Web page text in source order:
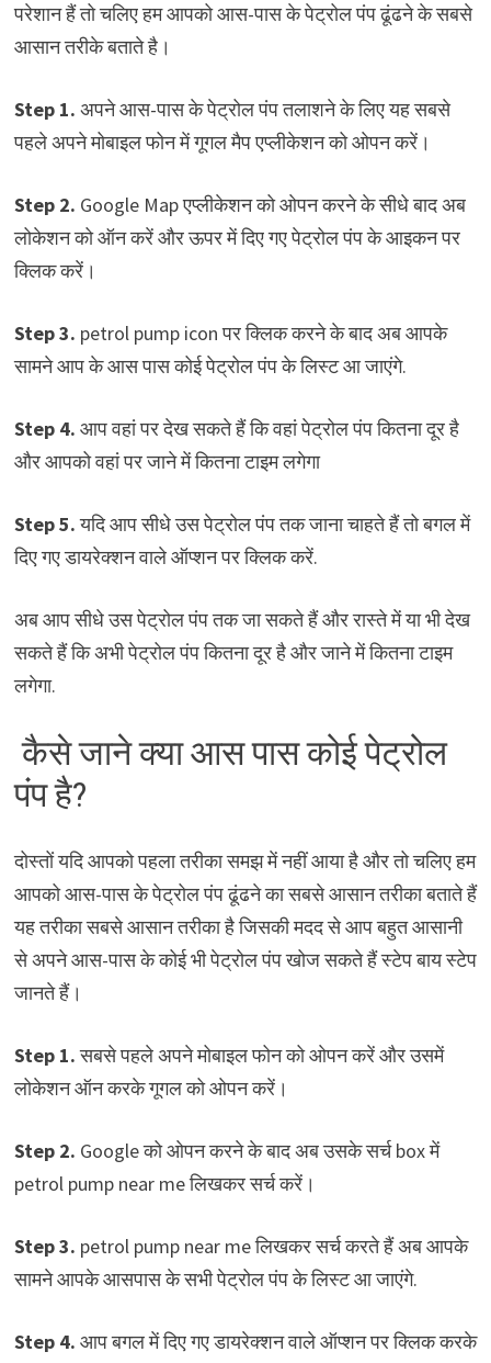
परेशान हैं तो चलिए हम आपको आस-पास के पेट्रोल पंप ढूंढने के सबसे
आसान तरीके बताते है।
Step 1. अपने आस-पास के पेट्रोल पंप तलाशने के लिए यह सबसे
पहले अपने मोबाइल फोन में गूगल मैप एप्लीकेशन को ओपन करें।
Step 2. Google Map एप्लीकेशन को ओपन करने के सीधे बाद अब
लोकेशन को ऑन करें और ऊपर में दिए गए पेट्रोल पंप के आइकन पर
क्लिक करें।
Step 3. petrol pump icon पर क्लिक करने के बाद अब आपके
सामने आप के आस पास कोई पेट्रोल पंप के लिस्ट आ जाएंगे.
Step 4. आप वहां पर देख सकते हैं कि वहां पेट्रोल पंप कितना दूर है
और आपको वहां पर जाने में कितना टाइम लगेगा
Step 5.यदि आप सीधे उस पेट्रोल पंप तक जाना चाहते हैं तो बगल में
दिए गए डायरेक्शन वाले ऑप्शन पर क्लिक करें.
अब आप सीधे उस पेट्रोल पंप तक जा सकते हैं और रास्ते में या भी देख
सकते हैं कि अभी पेट्रोल पंप कितना दूर है और जाने में कितना टाइम
लगेगा.
कैसे जाने क्या आस पास कोई पेट्रोल
पंप है?
दोस्तों यदि आपको पहला तरीका समझ में नहीं आया है और तो चलिए हम
आपको आस-पास के पेट्रोल पंप ढूंढने का सबसे आसान तरीका बताते हैं
यह तरीका सबसे आसान तरीका है जिसकी मदद से आप बहुत आसानी
से अपने आस-पास के कोई भी पेट्रोल पंप खोज सकते हैं स्टेप बाय स्टेप
जानते हैं।
Step 1.सबसे पहले अपने मोबाइल फोन को ओपन करें और उसमें
लोकेशन ऑन करके गूगल को ओपन करें।
Step 2. Google को ओपन करने के बाद अब उसके सर्च box में
petrol pump near me लिखकर सर्च करें।
Step 3. petrol pump near me लिखकर सर्च करते हैं अब आपके
सामने आपके आसपास के सभी पेट्रोल पंप के लिस्ट आ जाएंगे.
Step 4. आप बगल में दिए गए डायरेक्शन वाले ऑप्शन पर क्लिक करके